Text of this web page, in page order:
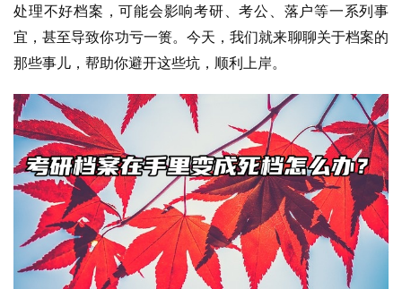
处理不好档案，可能会影响考研、考公、落户等一系列事
宜，甚至导致你功亏一篑。今天，我们就来聊聊关于档案的
那些事儿，帮助你避开这些坑，顺利上岸。